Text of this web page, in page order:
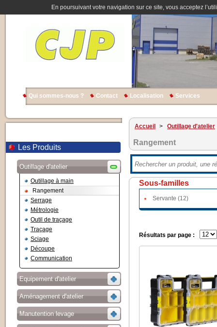
En poursuivant votre navigation sur ce site, vous acceptez
Qui sommes-nous ? Contact Localisation Services
Les Produits
Outillage d'atelier
Outillage à main
Rangement
Serrage
Métrologie
Outil de traçage
Traçage
Sciage
Découpe
Communication
Equipement d'atelier
Aménagement d'atelier
Manutention levage
Accueil > Outillage d'atelier
Rangement
Sous-familles
Servante (12)
Résultats par page :